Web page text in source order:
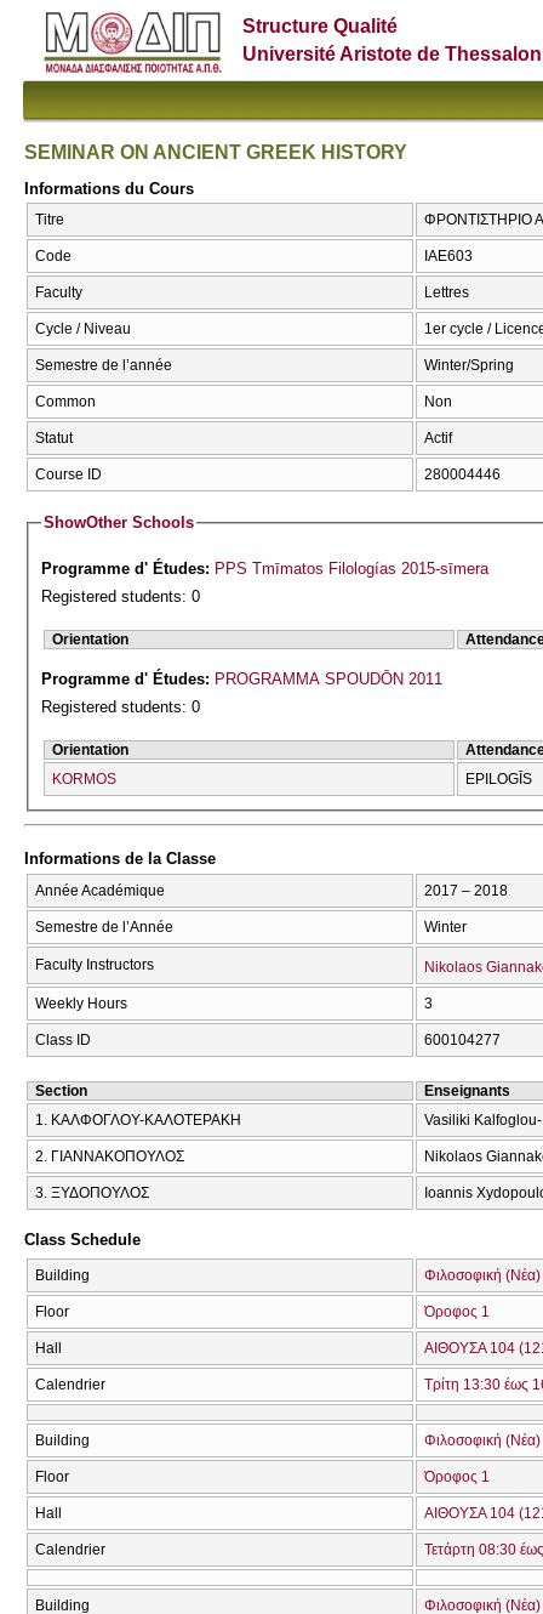
Structure Qualité
Université Aristote de
SEMINAR ON ANCIENT GREEK HISTORY
Informations du Cours
Titre ΦΡΟΝΤΙΣΤΗΡΙΟ
Code ΙΑΕ603
Faculty Lettres
Cycle / Niveau 1er cycle /
Semestre de l’année Winter/Spring
Common Non
Statut Actif
Course ID 280004446
ShowOther Schools
Programme d' Études: PPS Tmīmatos Filologías 2015-sīmera
Registered students: 0
Orientation
Programme d' Études: PROGRAMMA SPOUDŌN 2011
Registered students: 0
Orientation
KORMOS
EPILOGĪS
Informations de la Classe
Année Académique 2017 – 2018
Semestre de l’Année Winter
Faculty Instructors Nikolaos
Weekly Hours 3
Class ID 600104277
Section
Enseignants
1. ΚΑΛΦΟΓΛΟΥ-ΚΑΛΟΤΕΡΑΚΗ
Vasiliki
2. ΓΙΑΝΝΑΚΟΠΟΥΛΟΣ Nikolaos
3. ΞΥΔΟΠΟΥΛΟΣ Ioannis
Class Schedule
Building Φιλοσοφική (Νέα)
Floor Όροφος 1
Hall ΑΙΘΟΥΣΑ 104
Calendrier Τρίτη 13:30 έως
Building Φιλοσοφική (Νέα)
Floor Όροφος 1
Hall ΑΙΘΟΥΣΑ 104
Calendrier Τετάρτη 08:30
Building Φιλοσοφική (Νέα)